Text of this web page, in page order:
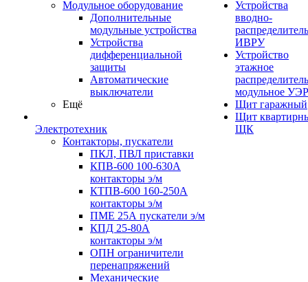
Модульное оборудование
Дополнительные
модульные устройства
Устройства
дифференциальной
защиты
Автоматические
выключатели
Ещё
Электротехник
Контакторы, пускатели
ПКЛ, ПВЛ приставки
КПВ-600 100-630А
контакторы э/м
КТПВ-600 160-250А
контакторы э/м
ПМЕ 25А пускатели э/м
КПД 25-80А
контакторы э/м
ОПН ограничители
перенапряжений
Механические
Устройства
вводно-
ИВРУ
Устройство
этажное
модульное
Щит гаражный
Щит
ЩК